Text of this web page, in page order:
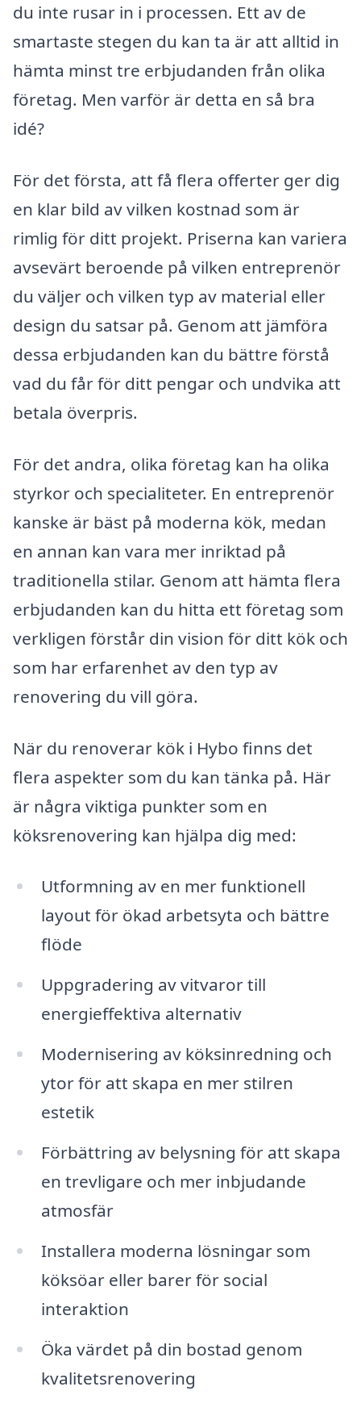
du inte rusar in i processen. Ett av de
smartaste stegen du kan ta är att alltid in
hämta minst tre erbjudanden från olika
företag. Men varför är detta en så bra
idé?
För det första, att få flera offerter ger dig
en klar bild av vilken kostnad som är
rimlig för ditt projekt. Priserna kan variera
avsevärt beroende på vilken entreprenör
du väljer och vilken typ av material eller
design du satsar på. Genom att jämföra
dessa erbjudanden kan du bättre förstå
vad du får för ditt pengar och undvika att
betala överpris.
För det andra, olika företag kan ha olika
styrkor och specialiteter. En entreprenör
kanske är bäst på moderna kök, medan
en annan kan vara mer inriktad på
traditionella stilar. Genom att hämta flera
erbjudanden kan du hitta ett företag som
verkligen förstår din vision för ditt kök och
som har erfarenhet av den typ av
renovering du vill göra.
När du renoverar kök i Hybo finns det
flera aspekter som du kan tänka på. Här
är några viktiga punkter som en
köksrenovering kan hjälpa dig med:
Utformning av en mer funktionell
layout för ökad arbetsyta och bättre
flöde
Uppgradering av vitvaror till
energieffektiva alternativ
Modernisering av köksinredning och
ytor för att skapa en mer stilren
estetik
Förbättring av belysning för att skapa
en trevligare och mer inbjudande
atmosfär
Installera moderna lösningar som
köksöar eller barer för social
interaktion
Öka värdet på din bostad genom
kvalitetsrenovering